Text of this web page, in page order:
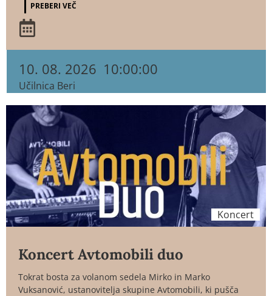
PREBERI VEČ
10. 08. 2026 10:00:00
Učilnica Beri
Koncert
Koncert Avtomobili duo
Tokrat bosta za volanom sedela Mirko in Marko
Vuksanović, ustanovitelja skupine Avtomobili, ki pušča